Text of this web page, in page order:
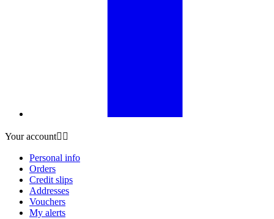
Your account 
Personal info
Orders
Credit slips
Addresses
Vouchers
My alerts